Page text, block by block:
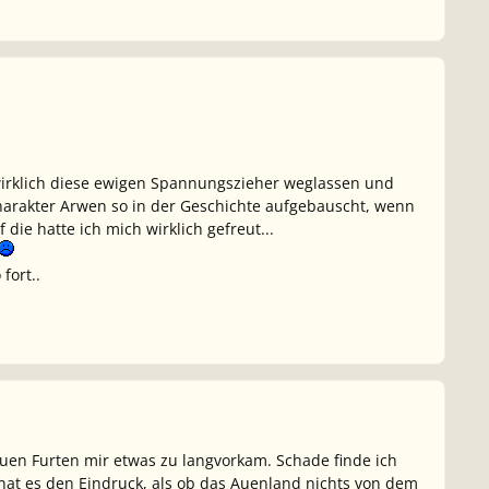
diese ewigen Spannungszieher weglassen und
Arwen so in der Geschichte aufgebauscht, wenn
die hatte ich mich wirklich gefreut...
fort..
Furten mir etwas zu langvorkam. Schade finde ich
es den Eindruck, als ob das Auenland nichts von dem